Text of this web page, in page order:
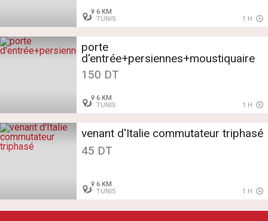
6 KM
TUNIS
1 H
porte
d'entrée+persiennes+moustiquaire
150 DT
6 KM
TUNIS
1 H
venant d'Italie commutateur triphasé
45 DT
6 KM
TUNIS
1 H